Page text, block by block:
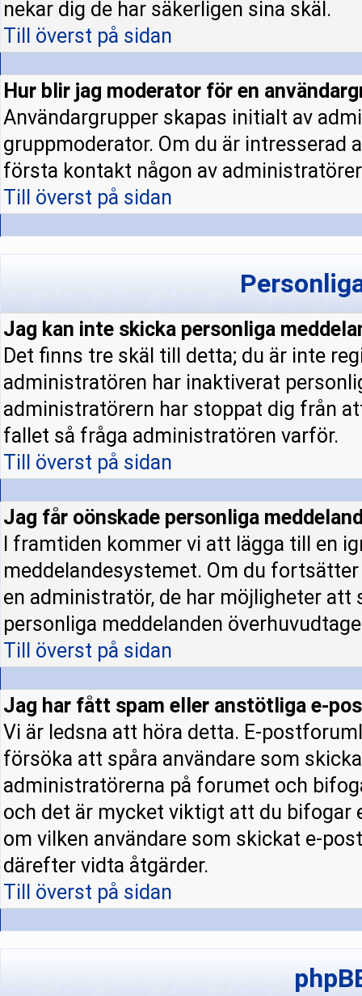
nekar dig de har säkerligen sina skäl.
Till överst på sidan
Hur blir jag moderator för en
Användargrupper skapas initialt av
gruppmoderator. Om du är intresserad
första kontakt någon av
Till överst på sidan
Jag kan inte skicka personliga
Det finns tre skäl till detta; du är inte
administratören har inaktiverat
administratörern har stoppat dig från
fallet så fråga administratören varför.
Till överst på sidan
Jag får oönskade personliga
I framtiden kommer vi att lägga till en
meddelandesystemet. Om du
en administratör, de har möjligheter
personliga meddelanden
Till överst på sidan
Jag har fått spam eller anstötliga e-
Vi är ledsna att höra detta. E-
försöka att spåra användare som
administratörerna på forumet och
och det är mycket viktigt att du bifogar
om vilken användare som skickat e-
därefter vidta åtgärder.
Till överst på sidan